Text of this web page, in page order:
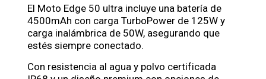
El Moto Edge 50 ultra incluye una batería de
4500mAh con carga TurboPower de 125W y
carga inalámbrica de 50W, asegurando que
estés siempre conectado.
Con resistencia al agua y polvo certificada